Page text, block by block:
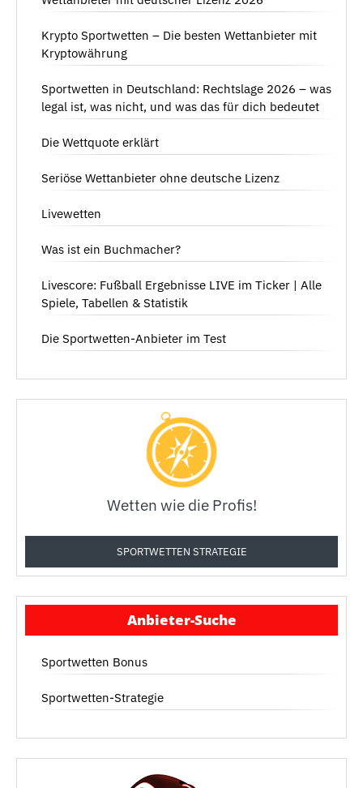
Krypto Sportwetten – Die besten Wettanbieter mit
Kryptowährung
Sportwetten in Deutschland: Rechtslage 2026 – was
legal ist, was nicht, und was das für dich bedeutet
Die Wettquote erklärt
Seriöse Wettanbieter ohne deutsche Lizenz
Livewetten
Was ist ein Buchmacher?
Livescore: Fußball Ergebnisse LIVE im Ticker | Alle
Spiele, Tabellen & Statistik
Die Sportwetten-Anbieter im Test
Wetten wie die Profis!
SPORTWETTEN STRATEGIE
Anbieter-Suche
Sportwetten Bonus
Sportwetten-Strategie